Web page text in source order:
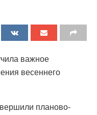
важное
весеннего
планово-